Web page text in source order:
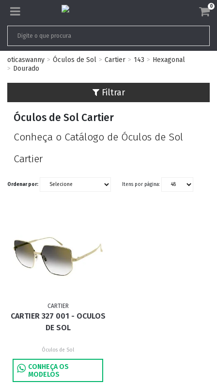
0
oticaswanny Óculos de Sol Cartier 143
Hexagonal
Dourado
Filtrar
Óculos de Sol Cartier
Conheça o Catálogo de Óculos de Sol
Cartier
Ordenar por: Itens por página:
CARTIER
CARTIER 327 001 - OCULOS
DE SOL
Óculos de Sol
CONHEÇA OS
MODELOS